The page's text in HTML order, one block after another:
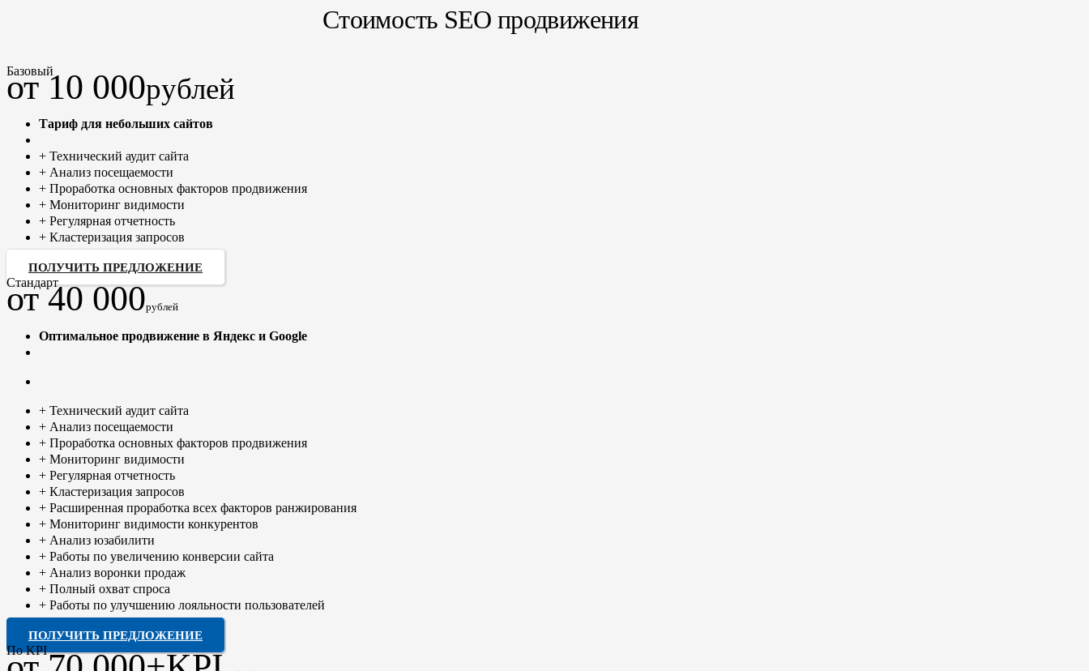
Стоимость SEO продвижения
Базовый
от 10 000рублей
Тариф для небольших сайтов
+ Технический аудит сайта
+ Анализ посещаемости
+ Проработка основных факторов продвижения
+ Мониторинг видимости
+ Регулярная отчетность
+ Кластеризация запросов
ПОЛУЧИТЬ ПРЕДЛОЖЕНИЕ
Стандарт
от 40 000рублей
Оптимальное продвижение в Яндекс и Google
+ Технический аудит сайта
+ Анализ посещаемости
+ Проработка основных факторов продвижения
+ Мониторинг видимости
+ Регулярная отчетность
+ Кластеризация запросов
+ Расширенная проработка всех факторов ранжирования
+ Мониторинг видимости конкурентов
+ Анализ юзабилити
+ Работы по увеличению конверсии сайта
+ Анализ воронки продаж
+ Полный охват спроса
+ Работы по улучшению лояльности пользователей
ПОЛУЧИТЬ ПРЕДЛОЖЕНИЕ
По KPI